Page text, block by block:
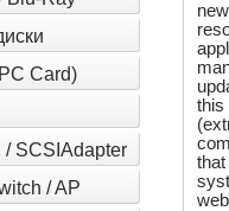
Card)
/ SCSIAdapter
/ AP
this